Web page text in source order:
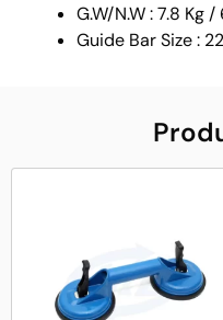
G.W/N.W : 7.8 Kg /
Guide Bar Size :